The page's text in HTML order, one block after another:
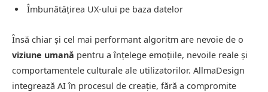
Îmbunătățirea UX-ului pe baza datelor
Însă chiar și cel mai performant algoritm are nevoie de o
viziune umană pentru a înțelege emoțiile, nevoile reale și
comportamentele culturale ale utilizatorilor. AllmaDesign
integrează AI în procesul de creație, fără a compromite